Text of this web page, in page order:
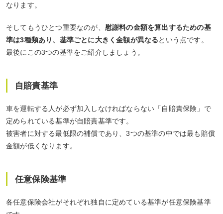
なります。
そしてもうひとつ重要なのが、 慰謝料の金額を算出するための基
準は3種類あり、基準ごとに大きく金額が異なるという点です。
最後にこの3つの基準をご紹介しましょう。
自賠責基準
車を運転する人が必ず加入しなければならない「自賠責保険」で
定められている基準が自賠責基準です。
被害者に対する最低限の補償であり、3つの基準の中では最も賠償
金額が低くなります。
任意保険基準
各任意保険会社がそれぞれ独自に定めている基準が任意保険基準